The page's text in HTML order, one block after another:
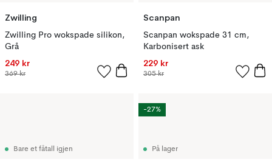
Zwilling
Zwilling Pro wokspade silikon,
Grå
249 kr
369 kr
Scanpan
Scanpan wokspade 31 cm,
Karbonisert ask
229 kr
305 kr
Bare et fåtall igjen På lager
-27%